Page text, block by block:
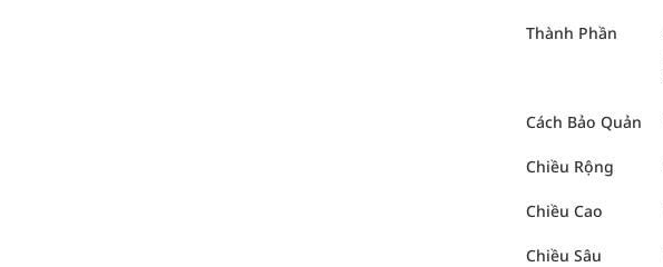
Thành Phần
Cách Bảo Quản
Chiều Rộng
Chiều Cao
Chiều Sâu